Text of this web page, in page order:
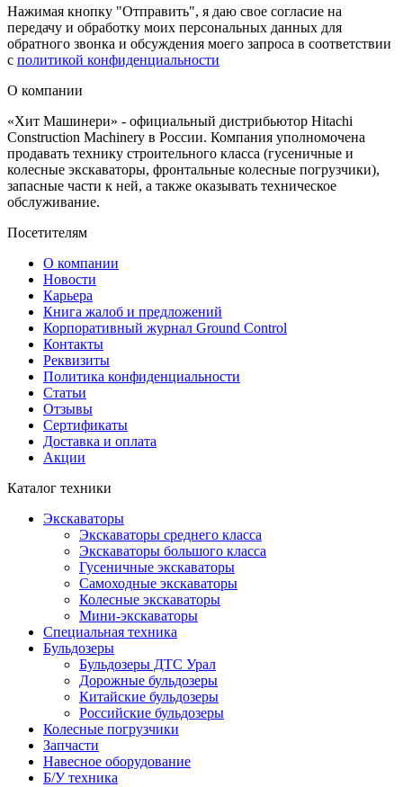
Нажимая кнопку "Отправить", я даю свое согласие на
передачу и обработку моих персональных данных для
обратного звонка и обсуждения моего запроса в соответствии
с политикой конфиденциальности
О компании
«Хит Машинери» - официальный дистрибьютор Hitachi
Construction Machinery в России. Компания уполномочена
продавать технику строительного класса (гусеничные и
колесные экскаваторы, фронтальные колесные погрузчики),
запасные части к ней, а также оказывать техническое
обслуживание.
Посетителям
О компании
Новости
Карьера
Книга жалоб и предложений
Корпоративный журнал Ground Control
Контакты
Реквизиты
Политика конфиденциальности
Статьи
Отзывы
Сертификаты
Доставка и оплата
Акции
Каталог техники
Экскаваторы
Экскаваторы среднего класса
Экскаваторы большого класса
Гусеничные экскаваторы
Самоходные экскаваторы
Колесные экскаваторы
Мини-экскаваторы
Специальная техника
Бульдозеры
Бульдозеры ДТС Урал
Дорожные бульдозеры
Китайские бульдозеры
Российские бульдозеры
Колесные погрузчики
Запчасти
Навесное оборудование
Б/У техника